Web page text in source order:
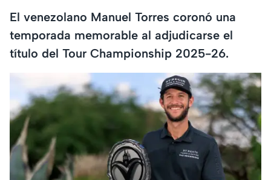
El venezolano Manuel Torres coronó una
temporada memorable al adjudicarse el
título del Tour Championship 2025-26.